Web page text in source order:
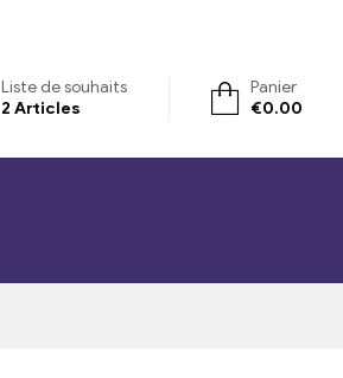
Liste de souhaits
2 Articles
Panier
€0.00